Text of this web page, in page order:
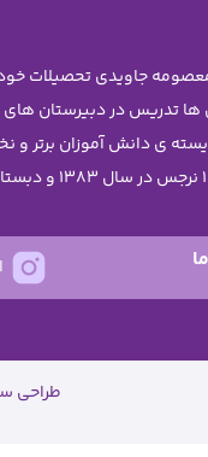
ها تدریس در دبیرستان
طراحی